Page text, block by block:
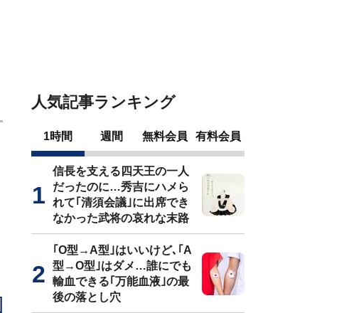
人気記事ランキング
1時間 週間 無料会員 有料会員
信長を支える四天王の一人
だったのに…秀吉にハメら
れて｢清須会議｣に出席でき
なかった武将の哀れな末路
｢O型→A型｣はいいけど､｢A
型→O型｣はダメ…誰にでも
輸血できる｢万能血液｣の最
後の落とし穴